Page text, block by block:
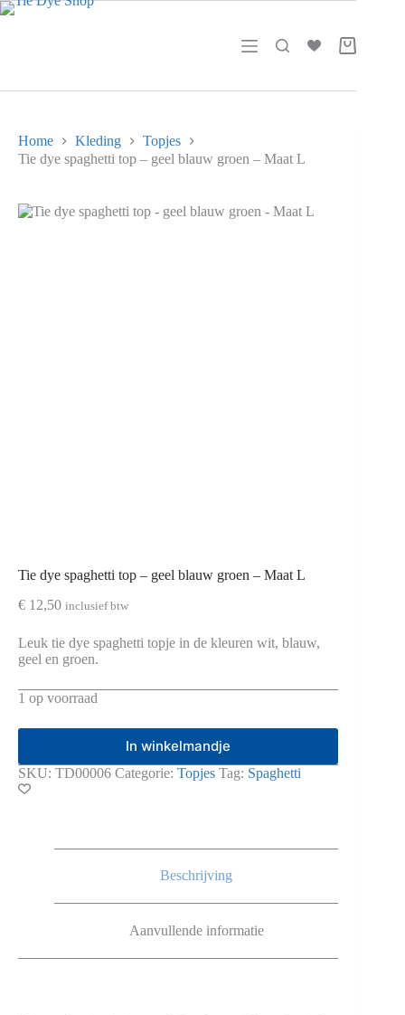
Ga
Home Kleding
Topjes
Tie dye spaghetti top – geel blauw groen – Maat L
Tie dye spaghetti top – geel blauw groen – Maat L
€ 12,50 inclusief btw
Leuk tie dye spaghetti topje in de kleuren wit, blauw,
geel en groen.
1 op voorraad
In winkelmandje
SKU: TD00006 Categorie: Topjes Tag: Spaghetti
Beschrijving
Aanvullende informatie